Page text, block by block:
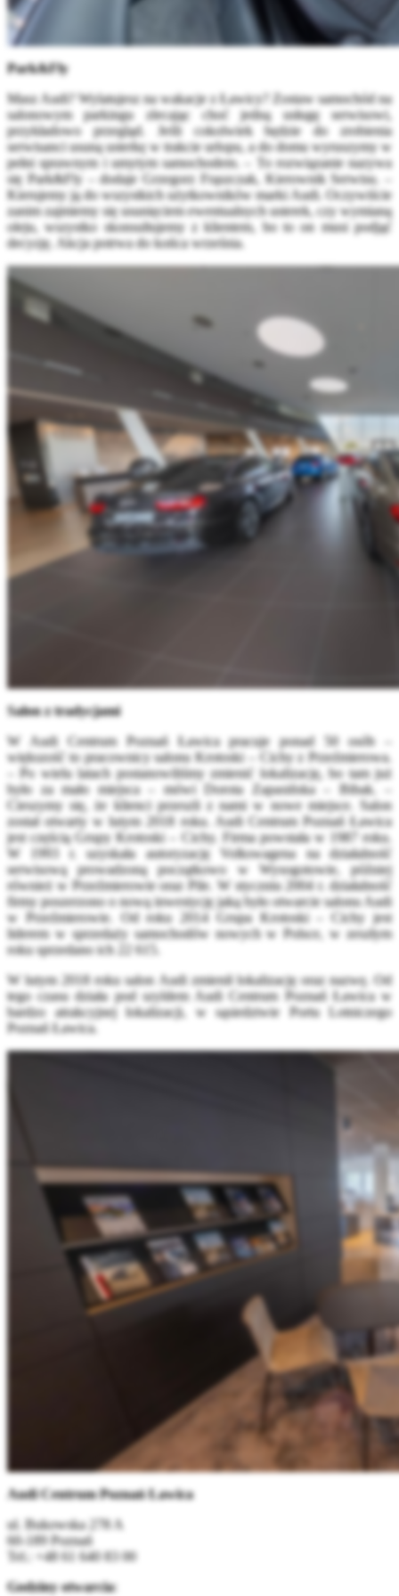
Park&Fly
Masz Audi? Wylatujesz na wakacje z Ławicy? Zostaw samochód na
salonowym parkingu zlecając choć jedną usługę serwisowi,
przykładowo przegląd. Jeśli cokolwiek będzie do zrobienia
serwisanci usuną usterkę w trakcie urlopu, a do domu wyruszymy w
pełni sprawnym i umytym samochodem. – To rozwiązanie nazywa
się Park&Fly – dodaje Grzegorz Frąszczak, Kierownik Serwisu. –
Kierujemy ją do wszystkich użytkowników marki Audi. Oczywiście
zanim zajmiemy się usunięciem ewentualnych usterek, czy wymianą
oleju, wszystko skonsultujemy z klientem, bo to on musi podjąć
decyzję. Akcja potrwa do końca września.
Salon z tradycjami
W Audi Centrum Poznań Ławica pracuje ponad 50 osób –
większość to pracownicy salonu Krotoski – Cichy z Przeźmierowa.
– Po wielu latach postanowiliśmy zmienić lokalizację, bo tam już
było za mało miejsca – mówi Dorota Zapasińska – Bibak. –
Cieszymy się, że klienci przeszli z nami w nowe miejsce. Salon
został otwarty w lutym 2018 roku. Audi Centrum Poznań Ławica
jest częścią Grupy Krotoski – Cichy. Firma powstała w 1987 roku.
W 1993 r. uzyskała autoryzację Volkswagena na działalność
serwisową prowadzoną początkowo w Wysogotowie, później
również w Przeźmierowie oraz Pile. W styczniu 2004 r. działalność
firmy poszerzono o nową inwestycję jaką było otwarcie salonu Audi
w Przeźmierowie. Od roku 2014 Grupa Krotoski – Cichy jest
liderem w sprzedaży samochodów nowych w Polsce, w zeszłym
roku sprzedano ich 22 615.
W lutym 2018 roku salon Audi zmienił lokalizację oraz nazwę. Od
tego czasu działa pod szyldem Audi Centrum Poznań Ławica w
bardzo atrakcyjnej lokalizacji, w sąsiedztwie Portu Lotniczego
Poznań Ławica.
Audi Centrum Poznań Ławica
ul. Bukowska 278 A
60-189 Poznań
Tel.: +48 61 640 83 00
Godziny otwarcia: